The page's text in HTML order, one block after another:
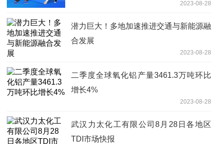
2023-08-28
潜力巨大！多地加速推进交通与新能源融
合发展
2023-08-28
二季度全球氧化铝产量3461.3万吨环比
增长4%
2023-08-28
武汉力太化工有限公司8月28日各地区
TDI市场快报